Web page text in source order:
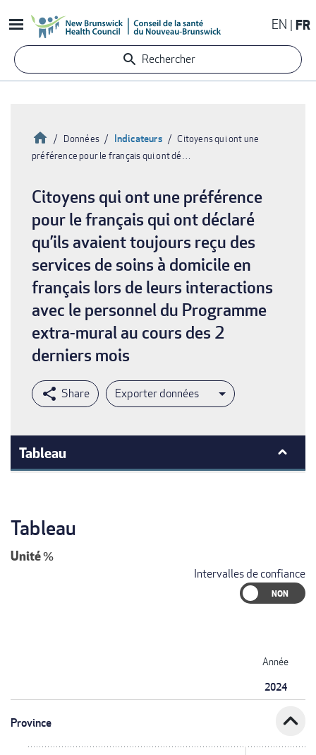
au
contenu
principal
EN FR
Rechercher
Fil
d'Ariane
Accueil
Données Indicateurs
Citoyens qui ont une
préférence pour le français qui ont dé…
Citoyens qui ont une préférence
pour le français qui ont déclaré
qu’ils avaient toujours reçu des
services de soins à domicile en
français lors de leurs interactions
avec le personnel du Programme
extra-mural au cours des 2
derniers mois
Exporter données
Tableau
Tableau
Unité%
Intervalles de confiance
Année
2024
Province expand_less